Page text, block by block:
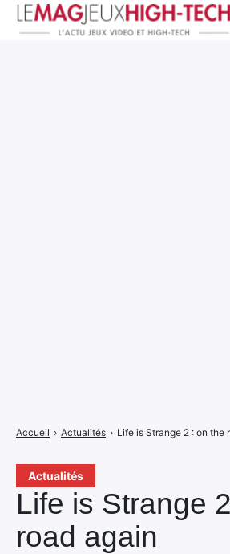
Actualités
Life is Strange
road again
Accueil › Actualités › Life is Strange 2 : on the